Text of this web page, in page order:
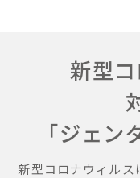
新型
「ジェ
新型コロナウィル